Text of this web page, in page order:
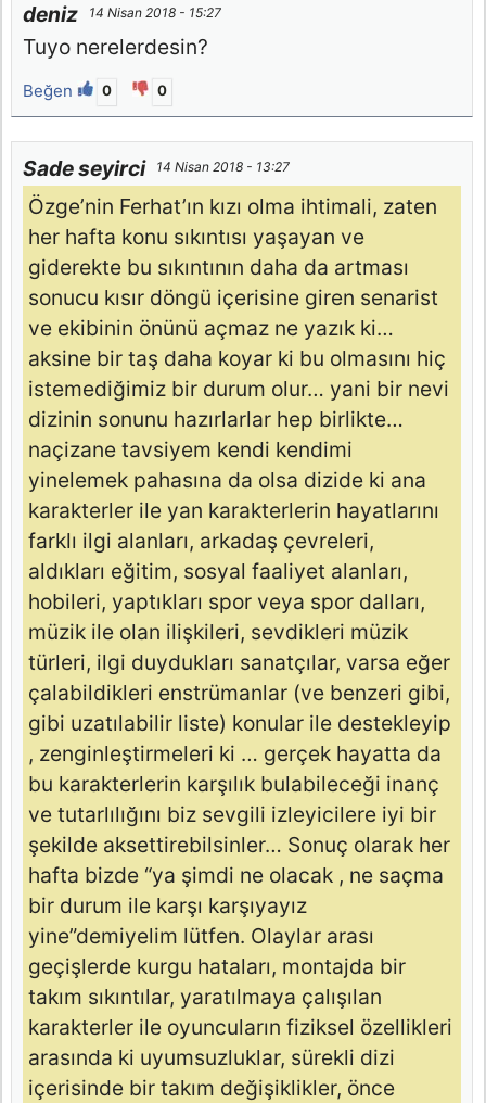
deniz 14 Nisan 2018 - 15:27
Tuyo nerelerdesin?
Beğen 0 0
Sade seyirci 14 Nisan 2018 - 13:27
Özge’nin Ferhat’ın kızı olma ihtimali, zaten
her hafta konu sıkıntısı yaşayan ve
giderekte bu sıkıntının daha da artması
sonucu kısır döngü içerisine giren senarist
ve ekibinin önünü açmaz ne yazık ki…
aksine bir taş daha koyar ki bu olmasını hiç
istemediğimiz bir durum olur… yani bir nevi
dizinin sonunu hazırlarlar hep birlikte…
naçizane tavsiyem kendi kendimi
yinelemek pahasına da olsa dizide ki ana
karakterler ile yan karakterlerin hayatlarını
farklı ilgi alanları, arkadaş çevreleri,
aldıkları eğitim, sosyal faaliyet alanları,
hobileri, yaptıkları spor veya spor dalları,
müzik ile olan ilişkileri, sevdikleri müzik
türleri, ilgi duydukları sanatçılar, varsa eğer
çalabildikleri enstrümanlar (ve benzeri gibi,
gibi uzatılabilir liste) konular ile destekleyip
, zenginleştirmeleri ki … gerçek hayatta da
bu karakterlerin karşılık bulabileceği inanç
ve tutarlılığını biz sevgili izleyicilere iyi bir
şekilde aksettirebilsinler… Sonuç olarak her
hafta bizde “ya şimdi ne olacak , ne saçma
bir durum ile karşı karşıyayız
yine”demiyelim lütfen. Olaylar arası
geçişlerde kurgu hataları, montajda bir
takım sıkıntılar, yaratılmaya çalışılan
karakterler ile oyuncuların fiziksel özellikleri
arasında ki uyumsuzluklar, sürekli dizi
içerisinde bir takım değişiklikler, önce